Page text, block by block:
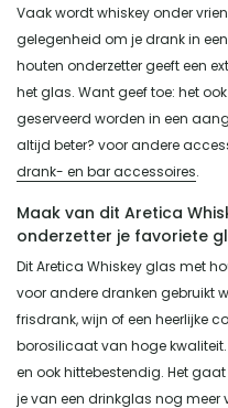
Vaak wordt whiskey onder
gelegenheid om je drank in
houten onderzetter geeft een
het glas. Want geef toe: het
geserveerd worden in een
altijd beter? voor andere
drank- en bar accessoires.
Maak van dit Aretica
onderzetter je favoriete
Dit Aretica Whiskey glas met
voor andere dranken gebruikt
frisdrank, wijn of een heerlijke
borosilicaat van hoge
en ook hittebestendig. Het
je van een drinkglas nog meer